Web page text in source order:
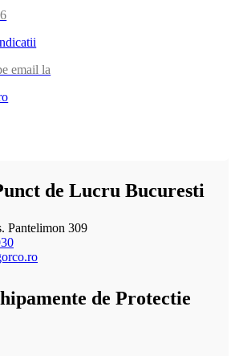
email la
de Lucru Bucuresti
Pantelimon 309
de Protectie